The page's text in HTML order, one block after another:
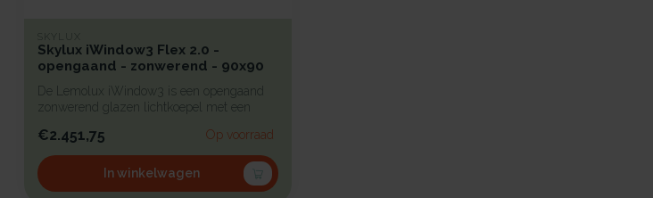
SKYLUX
Skylux iWindow3 Flex 2.0 -
opengaand - zonwerend - 90x90
De Lemolux iWindow3 is een opengaand
zonwerend glazen lichtkoepel met een
€2.451,75 Op voorraad
In winkelwagen